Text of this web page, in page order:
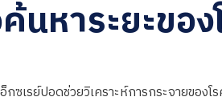
หาระยะของ
ซเรย์ปอดช่วยวิเคราะห์การกระจายของ